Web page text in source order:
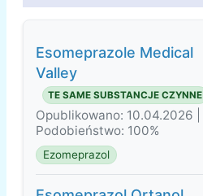
Esomeprazole Medical
Valley
TE SAME SUBSTANCJE CZYNNE
Opublikowano: 10.04.2026 |
Podobieństwo: 100%
Ezomeprazol